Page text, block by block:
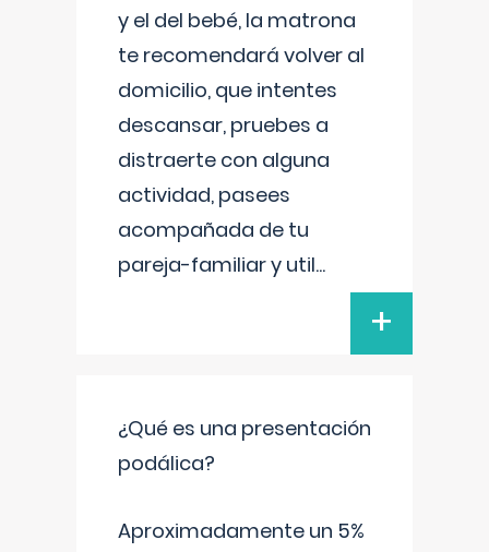
y el del bebé, la matrona
te recomendará volver al
domicilio, que intentes
descansar, pruebes a
distraerte con alguna
actividad, pasees
acompañada de tu
pareja-familiar y util...
+
¿Qué es una presentación
podálica?
Aproximadamente un 5%